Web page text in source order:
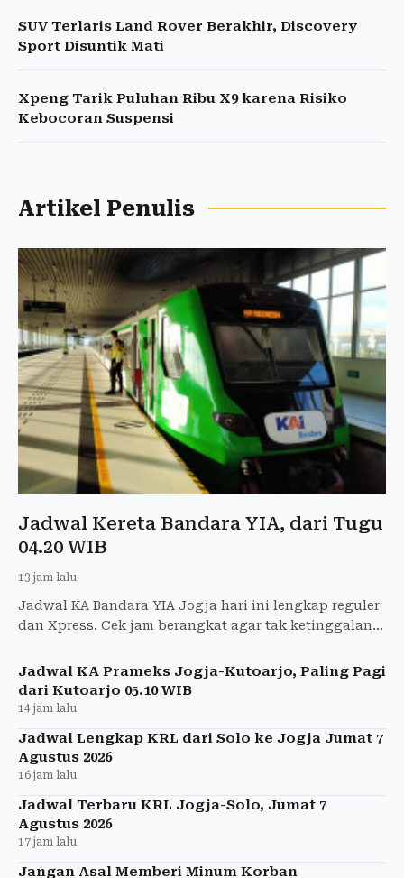
SUV Terlaris Land Rover Berakhir, Discovery
Sport Disuntik Mati
Xpeng Tarik Puluhan Ribu X9 karena Risiko
Kebocoran Suspensi
Artikel Penulis
Jadwal Kereta Bandara YIA, dari Tugu
04.20 WIB
13 jam lalu
Jadwal KA Bandara YIA Jogja hari ini lengkap reguler
dan Xpress. Cek jam berangkat agar tak ketinggalan
Jadwal KA Prameks Jogja-Kutoarjo, Paling Pagi
dari Kutoarjo 05.10 WIB
14 jam lalu
Jadwal Lengkap KRL dari Solo ke Jogja Jumat 7
Agustus 2026
16 jam lalu
Jadwal Terbaru KRL Jogja-Solo, Jumat 7
Agustus 2026
17 jam lalu
Jangan Asal Memberi Minum Korban